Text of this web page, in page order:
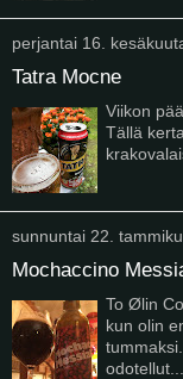
perjantai 16.
Tatra Mocne
Viikon
Tällä
sunnuntai 22.
Mochaccino
To Ølin
kun olin
odotellut...